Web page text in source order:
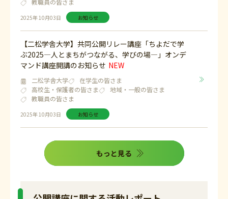
2025年 10月03日 お知らせ
教職員の皆さま
2025年 10月03日 お知らせ
【二松学舎大学】共同公開リレー講座「ちよだで学
ぶ2025―人とまちがつながる、学びの場―」オンデ
マンド講座開講のお知らせ
二松学舎大学
在学生の皆さま
高校生・保護者の皆さま
地域・一般の皆さま
教職員の皆さま
もっと見る